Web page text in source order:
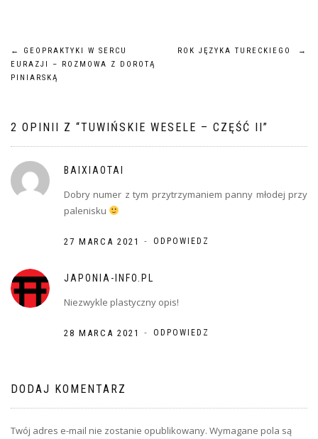
NAWIGACJA
WPISU
←
GEOPRAKTYKI W SERCU
EURAZJI – ROZMOWA Z DOROTĄ
PINIARSKĄ
ROK JĘZYKA TURECKIEGO →
2 OPINII Z “TUWIŃSKIE WESELE – CZĘŚĆ II”
BAIXIAOTAI
Dobry numer z tym przytrzymaniem panny młodej przy
palenisku
27 MARCA 2021 - ODPOWIEDZ
JAPONIA-INFO.PL
Niezwykle plastyczny opis!
28 MARCA 2021 - ODPOWIEDZ
DODAJ KOMENTARZ
Twój adres e-mail nie zostanie opublikowany. Wymagane pola są